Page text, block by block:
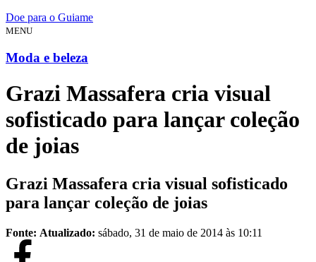
Doe para o Guiame
MENU
Moda e beleza
Grazi Massafera cria visual
sofisticado para lançar coleção
de joias
Grazi Massafera cria visual sofisticado
para lançar coleção de joias
Fonte: Atualizado: sábado, 31 de maio de 2014 às 10:11